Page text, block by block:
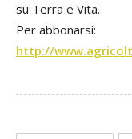
su Terra e Vita.
Per abbonarsi:
http://